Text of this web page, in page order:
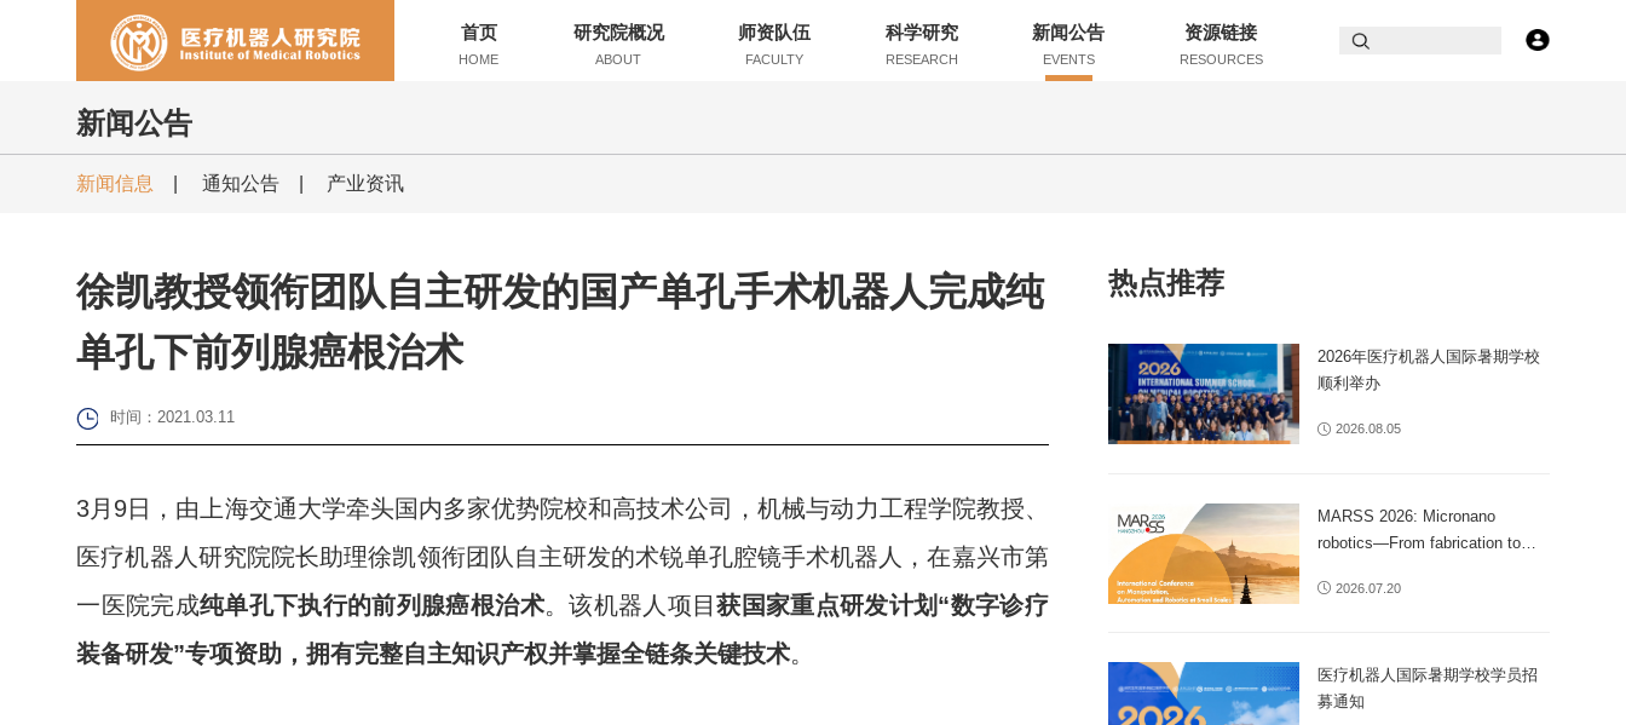
首页
HOME
研究院概况
ABOUT
师资队伍
FACULTY
科学研究
RESEARCH
新闻公告
EVENTS
资源链接
RESOURCES
新闻公告
新闻信息 通知公告 产业资讯
徐凯教授领衔团队自主研发的国产单孔手术机器人完成纯
单孔下前列腺癌根治术
时间：2021.03.11
3月9日，由上海交通大学牵头国内多家优势院校和高技术公司，机械与动力工程学院教授、
医疗机器人研究院院长助理徐凯领衔团队自主研发的术锐单孔腔镜手术机器人，在嘉兴市第
一医院完成纯单孔下执行的前列腺癌根治术。该机器人项目获国家重点研发计划“数字诊疗
装备研发”专项资助，拥有完整自主知识产权并掌握全链条关键技术。
热点推荐
2026年医疗机器人国际暑期学校
顺利举办
2026.08.05
MARSS 2026: Micronano
robotics—From fabrication to
2026.07.20
医疗机器人国际暑期学校学员招
募通知